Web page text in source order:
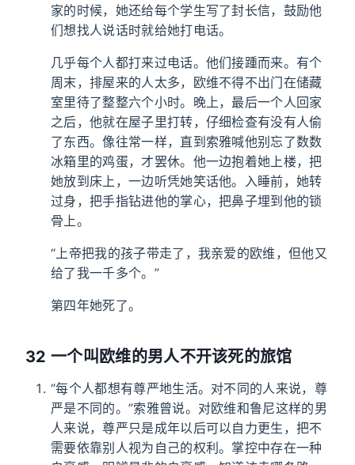
家的时候，她还给每个学生写了封长信，鼓励他
们想找人说话时就给她打电话。
几乎每个人都打来过电话。他们接踵而来。有个
周末，排屋来的人太多，欧维不得不出门在储藏
室里待了整整六个小时。晚上，最后一个人回家
之后，他就在屋子里打转，仔细检查有没有人偷
了东西。像往常一样，直到索雅喊他别忘了数数
冰箱里的鸡蛋，才罢休。他一边抱着她上楼，把
她放到床上，一边听凭她笑话他。入睡前，她转
过身，把手指钻进他的掌心，把鼻子埋到他的锁
骨上。
“上帝把我的孩子带走了，我亲爱的欧维，但他又
给了我一千多个。”
第四年她死了。
32 一个叫欧维的男人不开该死的旅馆
“每个人都想有尊严地生活。对不同的人来说，尊
严是不同的。”索雅曾说。对欧维和鲁尼这样的男
人来说，尊严只是成年以后可以自力更生，把不
需要依靠别人视为自己的权利。掌控中存在一种